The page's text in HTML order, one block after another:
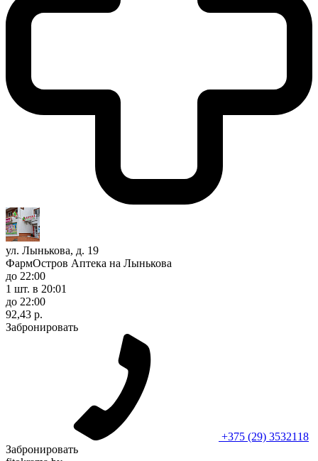
ул. Лынькова, д. 19
ФармОстров Аптека на Лынькова
до 22:00
1 шт. в 20:01
до 22:00
92,43 р.
Забронировать
+375 (29) 3532118
Забронировать